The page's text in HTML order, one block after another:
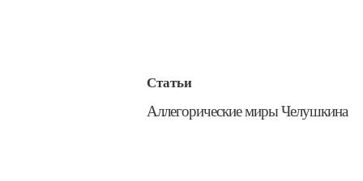
Статьи
​Аллегорические миры Челушкина